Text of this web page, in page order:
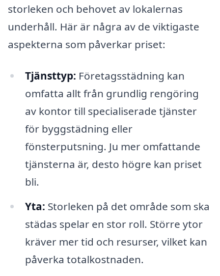
storleken och behovet av lokalernas
underhåll. Här är några av de viktigaste
aspekterna som påverkar priset:
Tjänsttyp: Företagsstädning kan
omfatta allt från grundlig rengöring
av kontor till specialiserade tjänster
för byggstädning eller
fönsterputsning. Ju mer omfattande
tjänsterna är, desto högre kan priset
bli.
Yta: Storleken på det område som ska
städas spelar en stor roll. Större ytor
kräver mer tid och resurser, vilket kan
påverka totalkostnaden.